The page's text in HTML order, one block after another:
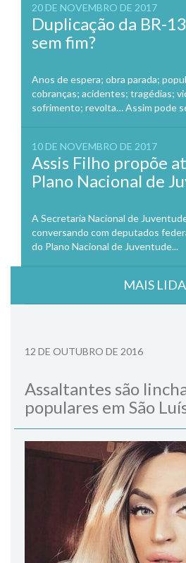
20 DE NOVEMBRO DE 2017
Duplicação da BR-
sem fim?
Anos de espera; obra parada;
cobranças; acidentes; tragédias;
sofrimento; revolta… Assim pode
10 DE NOVEMBRO DE 2017
Assis Filho propõe
Plano Nacional de
A Secretaria Nacional de
conversando com deputados
do Plano Nacional de Juventude...
MAIS
12 DE OUTUBRO DE 2016
Assaltantes são
populares em São